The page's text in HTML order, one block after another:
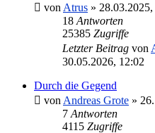
von Atrus »
18 Antworten
25385 Zugriffe
Letzter Beitrag von
30.05.2026, 12:02
Durch die Gegend
von Andreas Grote »
7 Antworten
4115 Zugriffe